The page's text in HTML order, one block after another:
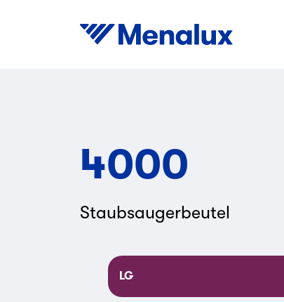
4000
Staubsaugerbeutel
LG